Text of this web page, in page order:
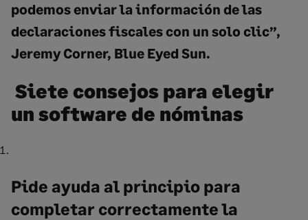
podemos enviar la información de las
declaraciones fiscales con un solo clic”,
Jeremy Corner, Blue Eyed Sun.
Siete consejos para elegir
un software de nóminas
Pide ayuda al principio para
completar correctamente la